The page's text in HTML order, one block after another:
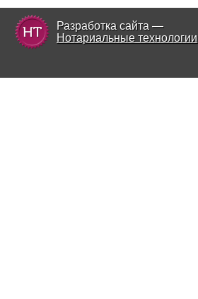
Разработка сайта —
Нотариальные технологии